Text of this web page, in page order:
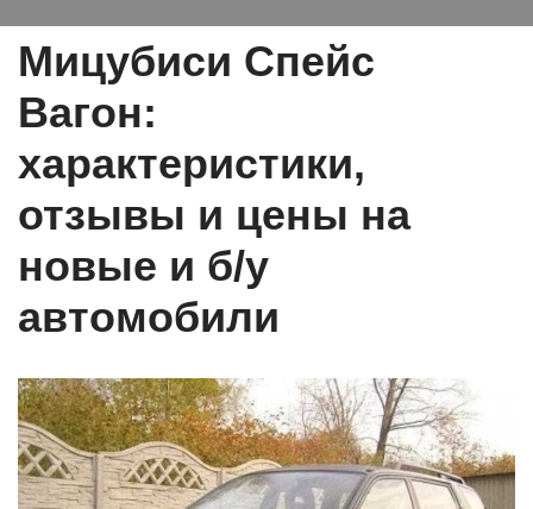
Мицубиси Спейс
Вагон:
характеристики,
отзывы и цены на
новые и б/у
автомобили